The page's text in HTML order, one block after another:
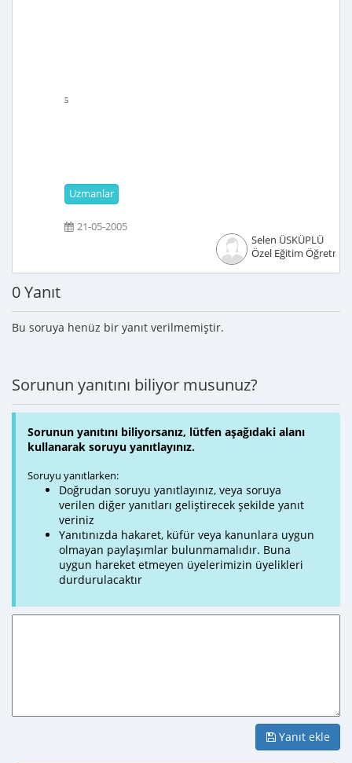
5
Uzmanlar
21-05-2005
Selen ÜSKÜPLÜ
Özel Eğitim
0 Yanıt
Bu soruya henüz bir yanıt verilmemiştir.
Sorunun yanıtını biliyor musunuz?
Sorunun yanıtını biliyorsanız, lütfen aşağıdaki alanı
kullanarak soruyu yanıtlayınız.
Soruyu yanıtlarken:
Doğrudan soruyu yanıtlayınız, veya soruya
verilen diğer yanıtları geliştirecek şekilde yanıt
veriniz
Yanıtınızda hakaret, küfür veya kanunlara uygun
olmayan paylaşımlar bulunmamalıdır. Buna
uygun hareket etmeyen üyelerimizin üyelikleri
durdurulacaktır
Yanıt ekle